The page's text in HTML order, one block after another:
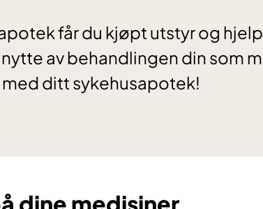
får du kjøpt utstyr og
av behandlingen din som
ditt sykehusapotek!